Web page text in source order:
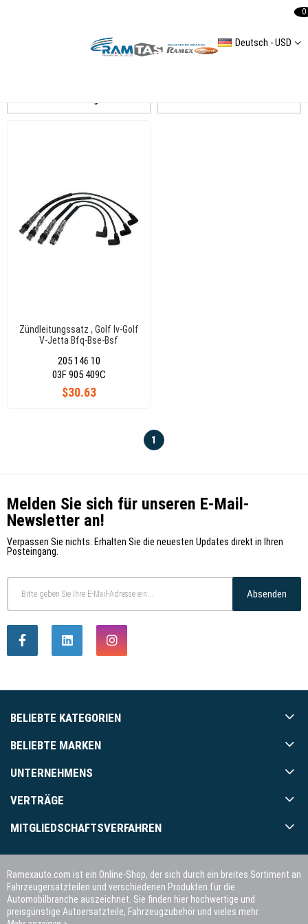
Deutsch - USD
0
Zündleitungssatz , Golf Iv-Golf
V-Jetta Bfq-Bse-Bsf
205 146 10
$30.63
03F 905 409C
1
Melden Sie sich für unseren E-Mail-
Newsletter an!
Verpassen Sie nichts: Erhalten Sie die neuesten Updates direkt in Ihren
Posteingang.
Absenden
BELIEBTE KATEGORIEN
BELIEBTE MARKEN
UNTERNEHMENS
VERTRÄGE
MITGLIEDSCHAFTSVERFAHREN
Ramexauto.com ist ein Online-Shop, der sich durch ein breites Sortiment an
Fahrzeugersatzteilen und verschiedenen Produkten für die
Automobilbranche auszeichnet. Sie finden hier hochwertige und
preisgünstige Autoersatzteile, Fahrzeugzubehör und vieles mehr.